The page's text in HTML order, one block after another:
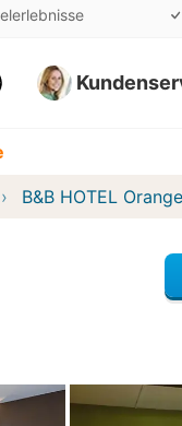
B&B HOTEL Orange